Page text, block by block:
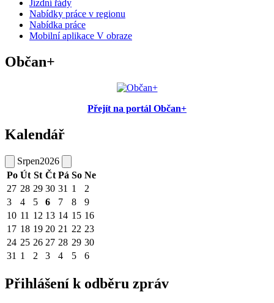
Jízdní řády
Nabídky práce v regionu
Nabídka práce
Mobilní aplikace V obraze
Občan+
Přejít na portál Občan+
Kalendář
Srpen2026
Po Út St Čt Pá So Ne
27 28 29 30 31 1
2
3
4 5 6 7 8
9
10 11 12 13 14 15 16
17 18 19 20 21 22 23
24 25 26 27 28 29 30
31 1 2 3 4 5 6
Přihlášení k odběru zpráv